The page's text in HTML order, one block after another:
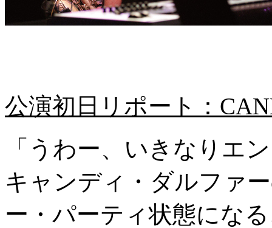
公演初日リポート：
「うわー、いきなりエ
キャンディ・ダルファ
ー・パーティ状態にな